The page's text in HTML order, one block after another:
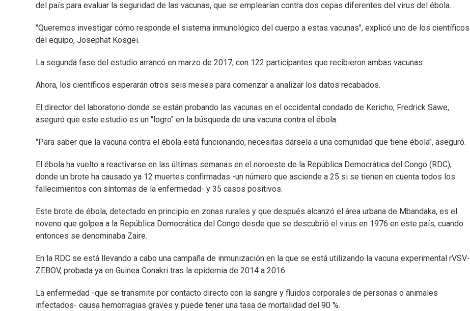
del país para evaluar la seguridad de las vacunas, que se emplearían contra dos cepas diferentes del virus del ébola.
"Queremos investigar cómo responde el sistema inmunológico del cuerpo a estas vacunas", explicó uno de los científicos
del equipo, Josephat Kosgei.
La segunda fase del estudio arrancó en marzo de 2017, con 122 participantes que recibieron ambas vacunas.
Ahora, los científicos esperarán otros seis meses para comenzar a analizar los datos recabados.
El director del laboratorio donde se están probando las vacunas en el occidental condado de Kericho, Fredrick Sawe,
aseguró que este estudio es un "logro" en la búsqueda de una vacuna contra el ébola.
"Para saber que la vacuna contra el ébola está funcionando, necesitas dársela a una comunidad que tiene ébola", aseguró.
El ébola ha vuelto a reactivarse en las últimas semanas en el noroeste de la República Democrática del Congo (RDC),
donde un brote ha causado ya 12 muertes confirmadas -un número que asciende a 25 si se tienen en cuenta todos los
fallecimientos con síntomas de la enfermedad- y 35 casos positivos.
Este brote de ébola, detectado en principio en zonas rurales y que después alcanzó el área urbana de Mbandaka, es el
noveno que golpea a la República Democrática del Congo desde que se descubrió el virus en 1976 en este país, cuando
entonces se denominaba Zaire.
En la RDC se está llevando a cabo una campaña de inmunización en la que se está utilizando la vacuna experimental rVSV-
ZEBOV, probada ya en Guinea Conakri tras la epidemia de 2014 a 2016.
La enfermedad -que se transmite por contacto directo con la sangre y fluidos corporales de personas o animales
infectados- causa hemorragias graves y puede tener una tasa de mortalidad del 90 %.